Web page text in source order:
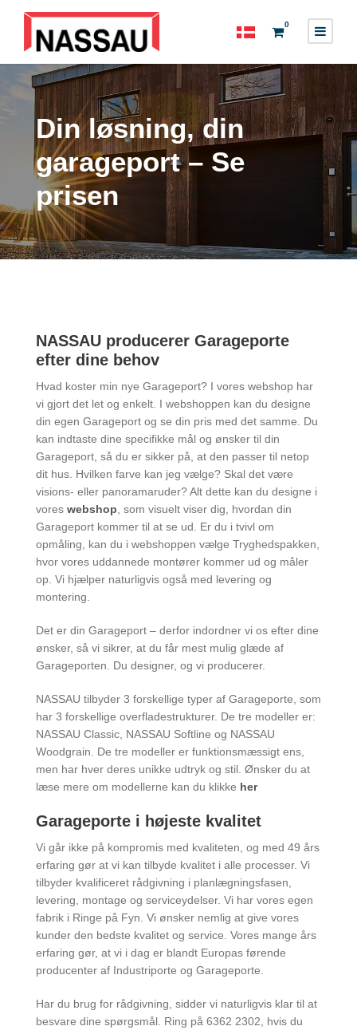
0
Din løsning, din
garageport – Se
prisen
NASSAU producerer Garageporte
efter dine behov
Hvad koster min nye Garageport? I vores webshop har
vi gjort det let og enkelt. I webshoppen kan du designe
din egen Garageport og se din pris med det samme. Du
kan indtaste dine specifikke mål og ønsker til din
Garageport, så du er sikker på, at den passer til netop
dit hus. Hvilken farve kan jeg vælge? Skal det være
visions- eller panoramaruder? Alt dette kan du designe i
vores webshop , som visuelt viser dig, hvordan din
Garageport kommer til at se ud. Er du i tvivl om
opmåling, kan du i webshoppen vælge Tryghedspakken,
hvor vores uddannede montører kommer ud og måler
op. Vi hjælper naturligvis også med levering og
montering.
Det er din Garageport – derfor indordner vi os efter dine
ønsker, så vi sikrer, at du får mest mulig glæde af
Garageporten. Du designer, og vi producerer.
NASSAU tilbyder 3 forskellige typer af Garageporte, som
har 3 forskellige overfladestrukturer. De tre modeller er:
NASSAU Classic, NASSAU Softline og NASSAU
Woodgrain. De tre modeller er funktionsmæssigt ens,
men har hver deres unikke udtryk og stil. Ønsker du at
læse mere om modellerne kan du klikke her
Garageporte i højeste kvalitet
Vi går ikke på kompromis med kvaliteten, og med 49 års
erfaring gør at vi kan tilbyde kvalitet i alle processer. Vi
tilbyder kvalificeret rådgivning i planlægningsfasen,
levering, montage og serviceydelser. Vi har vores egen
fabrik i Ringe på Fyn. Vi ønsker nemlig at give vores
kunder den bedste kvalitet og service. Vores mange års
erfaring gør, at vi i dag er blandt Europas førende
producenter af Industriporte og Garageporte.
Har du brug for rådgivning, sidder vi naturligvis klar til at
besvare dine spørgsmål. Ring på 6362 2302, hvis du